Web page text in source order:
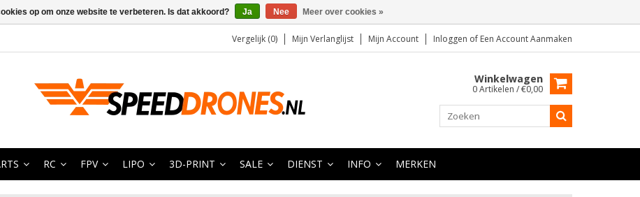
Vergelijk (0) Mijn Verlanglijst Mijn Account Inloggen of Een Account Aanmaken
Winkelwagen
0 Artikelen / €0,00
RC FPV LIPO 3D-PRINT SALE DIENST INFO MERKEN
op om onze website te verbeteren. Is dat akkoord? Ja Nee Meer over cookies »